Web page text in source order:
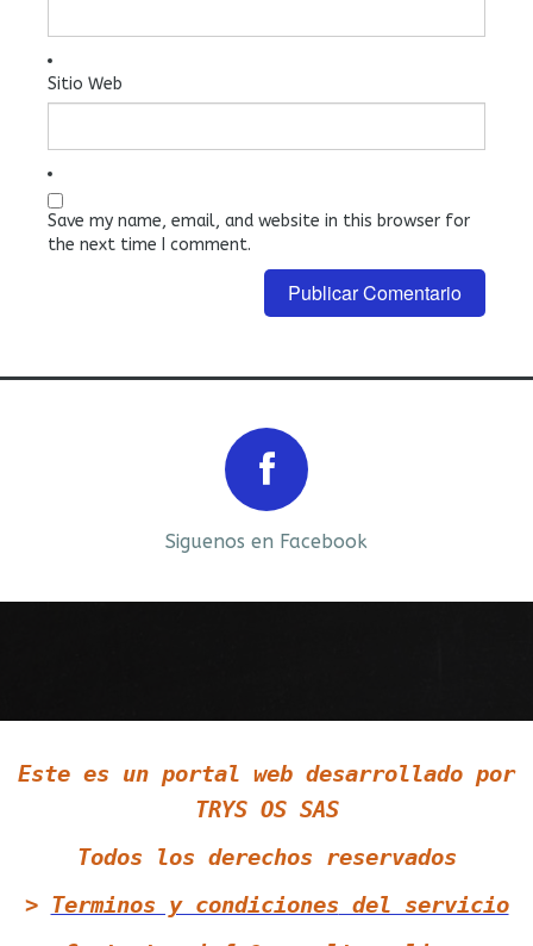
Sitio Web
Save my name, email, and website in this browser for
the next time I comment.
Siguenos en Facebook
Este es un portal web desarrollado por
TRYS OS SAS
Todos los derechos reservados
> Terminos y condiciones del servicio